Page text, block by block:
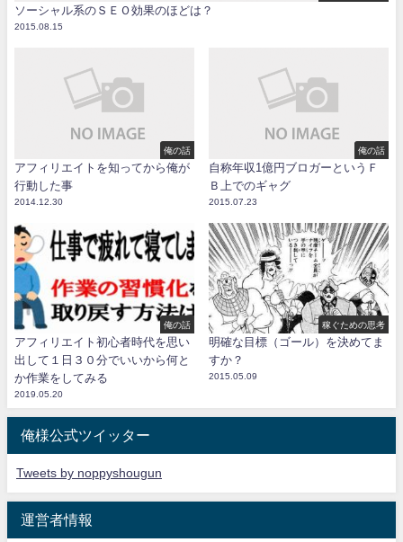
ソーシャル系のＳＥＯ効果のほどは？
2015.08.15
俺の話
アフィリエイトを知ってから俺が
行動した事
2014.12.30
俺の話
自称年収1億円ブロガーというＦ
Ｂ上でのギャグ
2015.07.23
俺の話
アフィリエイト初心者時代を思い
出して１日３０分でいいから何と
か作業をしてみる
2019.05.20
稼ぐための思考
明確な目標（ゴール）を決めてま
すか？
2015.05.09
俺様公式ツイッター
Tweets by noppyshougun
運営者情報